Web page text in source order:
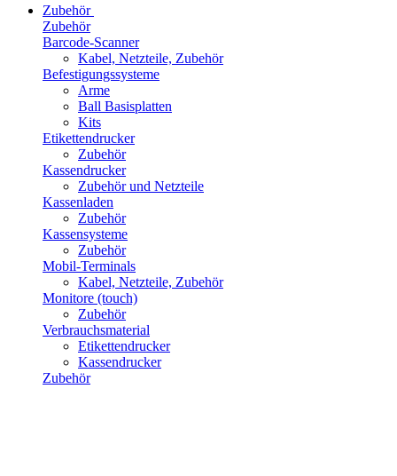
Zubehör
Zubehör
Barcode-Scanner
Kabel, Netzteile, Zubehör
Befestigungssysteme
Arme
Ball Basisplatten
Kits
Etikettendrucker
Zubehör
Kassendrucker
Zubehör und Netzteile
Kassenladen
Zubehör
Kassensysteme
Zubehör
Mobil-Terminals
Kabel, Netzteile, Zubehör
Monitore (touch)
Zubehör
Verbrauchsmaterial
Etikettendrucker
Kassendrucker
Zubehör